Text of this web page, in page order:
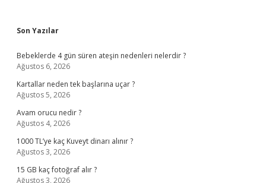
Sidebar
Son Yazılar
Bebeklerde 4 gün süren ateşin nedenleri nelerdir ?
Ağustos 6, 2026
Kartallar neden tek başlarına uçar ?
Ağustos 5, 2026
Avam orucu nedir ?
Ağustos 4, 2026
1000 TL’ye kaç Kuveyt dinarı alınır ?
Ağustos 3, 2026
15 GB kaç fotoğraf alır ?
Ağustos 3, 2026